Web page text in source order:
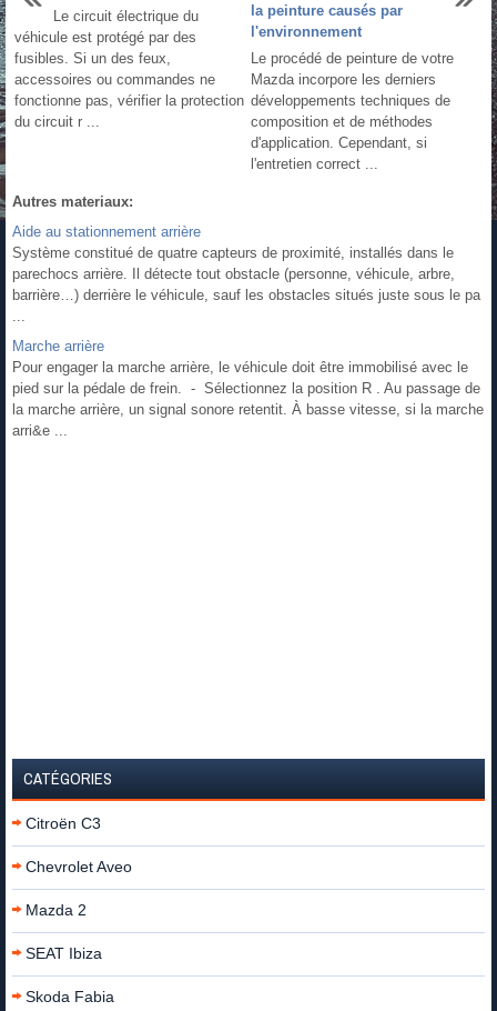
Le circuit électrique du
véhicule est protégé par des
fusibles. Si un des feux,
accessoires ou commandes ne
fonctionne pas, vérifier la protection
du circuit r ...
la peinture causés par
l'environnement
Le procédé de peinture de votre
Mazda incorpore les derniers
développements techniques de
composition et de méthodes
d'application. Cependant, si
l'entretien correct ...
Autres materiaux:
Aide au stationnement arrière
Système constitué de quatre capteurs de proximité, installés dans le
parechocs arrière. Il détecte tout obstacle (personne, véhicule, arbre,
barrière…) derrière le véhicule, sauf les obstacles situés juste sous le pa
...
Marche arrière
Pour engager la marche arrière, le véhicule doit être immobilisé avec le
pied sur la pédale de frein. - Sélectionnez la position R . Au passage de
la marche arrière, un signal sonore retentit. À basse vitesse, si la marche
arri&e ...
CATÉGORIES
Citroën C3
Chevrolet Aveo
Mazda 2
SEAT Ibiza
Skoda Fabia